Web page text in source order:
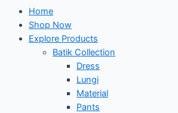
Home
Shop Now
Explore Products
Batik Collection
Dress
Lungi
Material
Pants